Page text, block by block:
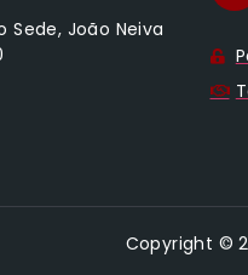
Sede, João Neiva
Copyright ©